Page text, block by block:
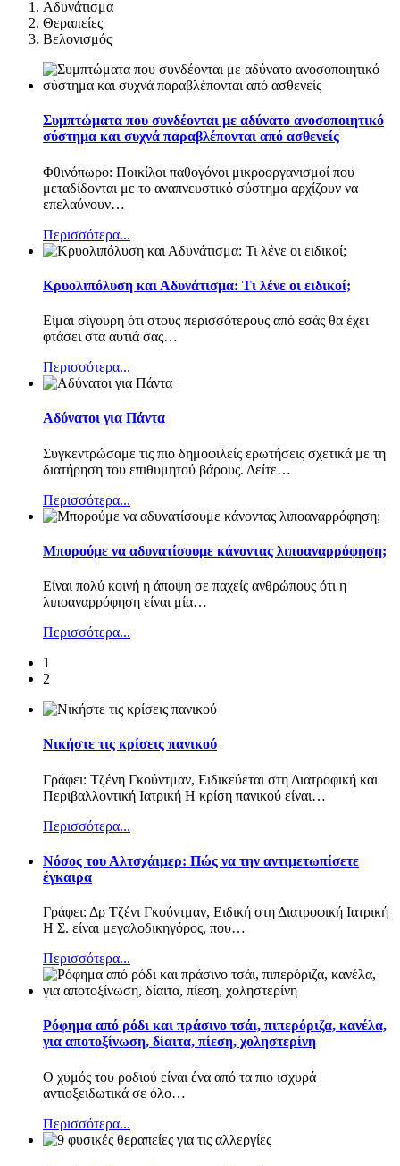
Αδυνάτισμα
Θεραπείες
Βελονισμός
Συμπτώματα που συνδέονται με αδύνατο ανοσοποιητικό
σύστημα και συχνά παραβλέπονται από ασθενείς
Φθινόπωρο: Ποικίλοι παθογόνοι μικροοργανισμοί που
μεταδίδονται με το αναπνευστικό σύστημα αρχίζουν να
επελαύνουν…
Περισσότερα...
Κρυολιπόλυση και Αδυνάτισμα: Τι λένε οι ειδικοί;
Είμαι σίγουρη ότι στους περισσότερους από εσάς θα έχει
φτάσει στα αυτιά σας…
Περισσότερα...
Αδύνατοι για Πάντα
Συγκεντρώσαμε τις πιο δημοφιλείς ερωτήσεις σχετικά με τη
διατήρηση του επιθυμητού βάρους. Δείτε…
Περισσότερα...
Μπορούμε να αδυνατίσουμε κάνοντας λιποαναρρόφηση;
Είναι πολύ κοινή η άποψη σε παχείς ανθρώπους ότι η
λιποαναρρόφηση είναι μία…
Περισσότερα...
1
2
Νικήστε τις κρίσεις πανικού
Γράφει: Τζένη Γκούντμαν, Ειδικεύεται στη Διατροφική και
Περιβαλλοντική Ιατρική Η κρίση πανικού είναι…
Περισσότερα...
Nόσος του Αλτσχάιμερ: Πώς να την αντιμετωπίσετε
έγκαιρα
Γράφει: Δρ Τζένι Γκούντμαν, Ειδική στη Διατροφική Ιατρική
Η Σ. είναι μεγαλοδικηγόρος, που…
Περισσότερα...
Ρόφημα από ρόδι και πράσινο τσάι, πιπερόριζα, κανέλα,
για αποτοξίνωση, δίαιτα, πίεση, χοληστερίνη
Ο χυμός του ροδιού είναι ένα από τα πιο ισχυρά
αντιοξειδωτικά σε όλο…
Περισσότερα...